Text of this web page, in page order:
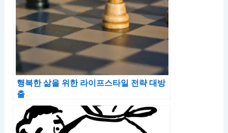
행복한 삶을 위한 라이프스타일 전략 대방
출